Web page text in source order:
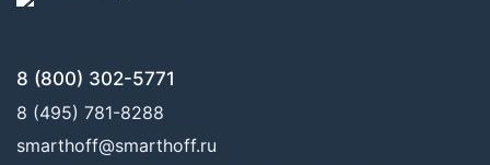
8 (800) 302-5771
8 (495) 781-8288
smarthoff@smarthoff.ru